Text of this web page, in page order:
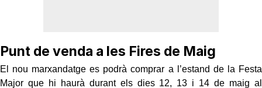
Punt de venda a les Fires de Maig
El nou marxandatge es podrà comprar a l’estand de la Festa
Major que hi haurà durant els dies 12, 13 i 14 de maig al